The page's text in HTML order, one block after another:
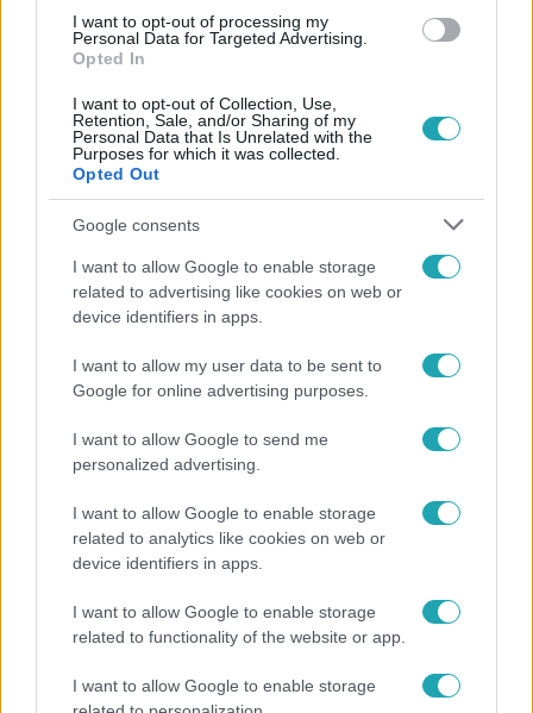
I want to opt-out of processing my
Personal Data for Targeted Advertising.
Opted In
I want to opt-out of Collection, Use,
Retention, Sale, and/or Sharing of my
Personal Data that Is Unrelated with the
Purposes for which it was collected.
Opted Out
Google consents
I want to allow Google to enable storage
related to advertising like cookies on web or
device identifiers in apps.
I want to allow my user data to be sent to
Google for online advertising purposes.
I want to allow Google to send me
personalized advertising.
I want to allow Google to enable storage
related to analytics like cookies on web or
device identifiers in apps.
I want to allow Google to enable storage
related to functionality of the website or app.
I want to allow Google to enable storage
Népszerű
Rubint Réka: A mai napig nem jött vissza a 100%-
os tüdőkapacitásom